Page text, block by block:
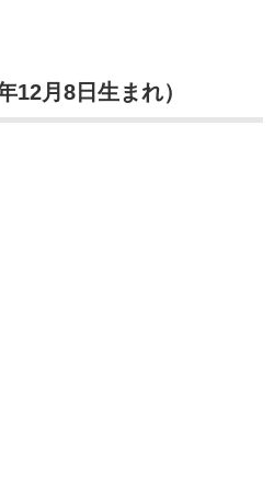
12月8日生まれ）